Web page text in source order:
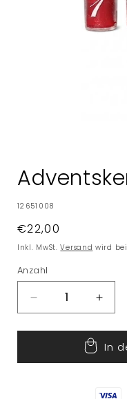
Modal
öffnen
SKU:
12651008
Normaler
Preis
€22,00
Inkl. MwSt.Versand wird
Anzahl
Verringere
die
Menge
Adventskerzen
die
für
Glas
In